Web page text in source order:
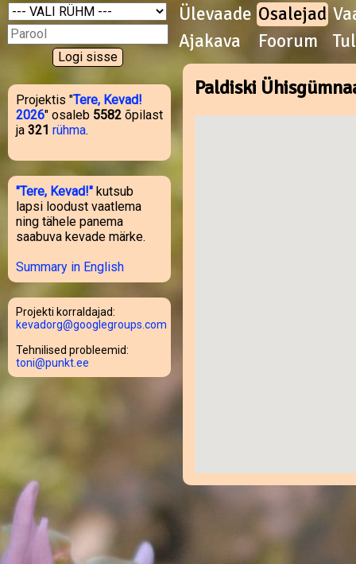
Projektis "Tere, Kevad!
2026" osaleb 5582 õpilast
ja 321 rühma.
"Tere, Kevad!" kutsub
lapsi loodust vaatlema
ning tähele panema
saabuva kevade märke.
Summary in English
Projekti korraldajad:
kevadorg@googlegroups.com
Tehnilised probleemid:
toni@punkt.ee
Ülevaade Osalejad
Ajakava
Foorum
Paldiski